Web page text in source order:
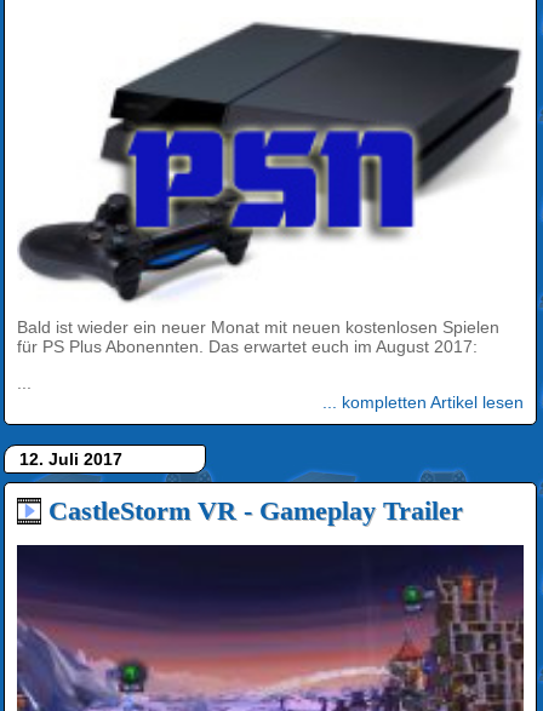
Bald ist wieder ein neuer Monat mit neuen kostenlosen Spielen
für PS Plus Abonennten. Das erwartet euch im August 2017:
... kompletten Artikel lesen
12. Juli 2017
CastleStorm VR - Gameplay Trailer